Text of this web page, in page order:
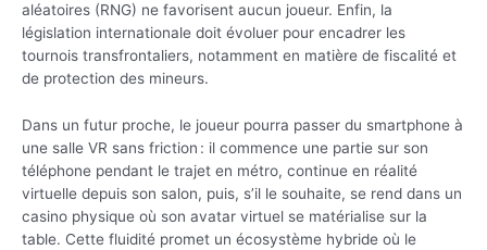
aléatoires (RNG) ne favorisent aucun joueur. Enfin, la
législation internationale doit évoluer pour encadrer les
tournois transfrontaliers, notamment en matière de fiscalité et
de protection des mineurs.
Dans un futur proche, le joueur pourra passer du smartphone à
une salle VR sans friction : il commence une partie sur son
téléphone pendant le trajet en métro, continue en réalité
virtuelle depuis son salon, puis, s’il le souhaite, se rend dans un
casino physique où son avatar virtuel se matérialise sur la
table. Cette fluidité promet un écosystème hybride où le